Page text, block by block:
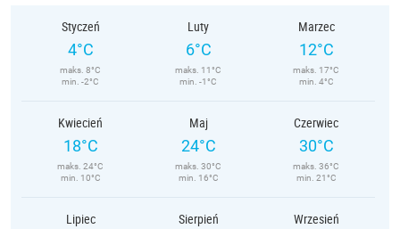
Styczeń
4°C
maks. 8°C
min. -2°C
Luty
6°C
maks. 11°C
min. -1°C
Marzec
12°C
maks. 17°C
min. 4°C
Kwiecień
18°C
maks. 24°C
min. 10°C
Maj
24°C
maks. 30°C
min. 16°C
Czerwiec
30°C
maks. 36°C
min. 21°C
Lipiec Sierpień Wrzesień